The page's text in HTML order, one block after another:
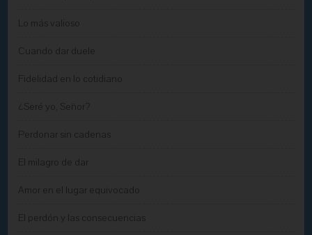
Lo más valioso
Cuando dar duele
Fidelidad en lo cotidiano
¿Seré yo, Señor?
Perdonar sin cadenas
El milagro de dar
Amor en el lugar equivocado
El perdón y las consecuencias